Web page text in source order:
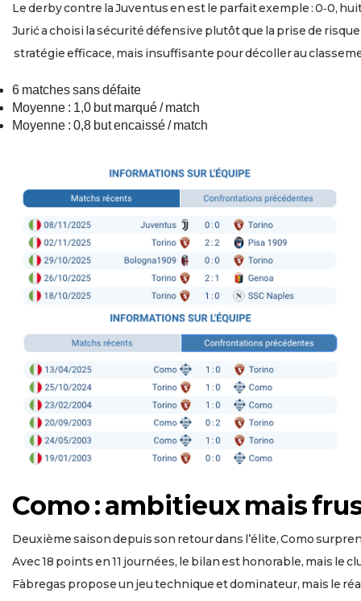
Le derby contre la Juventus en est le parfait exemple : 0‑0,
Jurić a choisi la sécurité défensive plutôt que la prise de risque
stratégie efficace, mais insuffisante pour décoller au
6 matches sans défaite
Moyenne : 1,0 but marqué / match
Moyenne : 0,8 but encaissé / match
Como : ambitieux mais
Deuxième saison depuis son retour dans l’élite, Como
Avec 18 points en 11 journées, le bilan est honorable, mais le
Fàbregas propose un jeu technique et dominateur, mais le